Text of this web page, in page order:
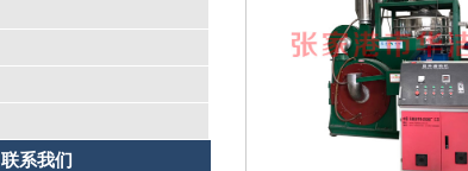
联系我们